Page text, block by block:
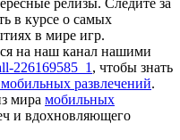
в курсе о самых
в мире игр.
на наш канал нашими
226169585_1 , чтобы знать
развлечений.
мира мобильных
и вдохновляющего